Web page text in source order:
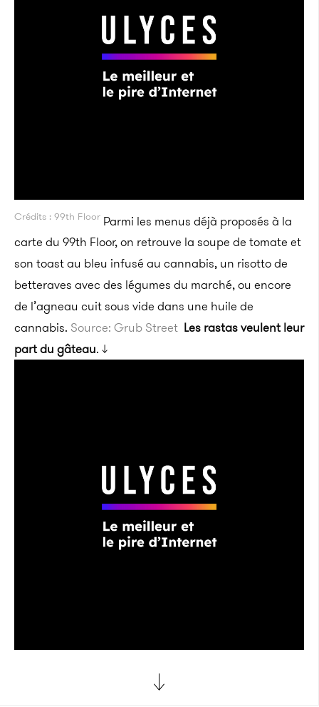
Crédits : 99th Floor Parmi les menus déjà proposés à la
carte du 99th Floor, on retrouve la soupe de tomate et
son toast au bleu infusé au cannabis, un risotto de
betteraves avec des légumes du marché, ou encore
de l’agneau cuit sous vide dans une huile de
cannabis. Source: Grub Street Les rastas veulent leur
part du gâteau. ↓